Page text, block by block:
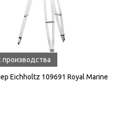
производства
Eichholtz 109691 Royal Marine